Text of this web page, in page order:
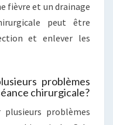
fièvre et un drainage
peut être
et enlever les
problèmes
chirurgicale?
problèmes